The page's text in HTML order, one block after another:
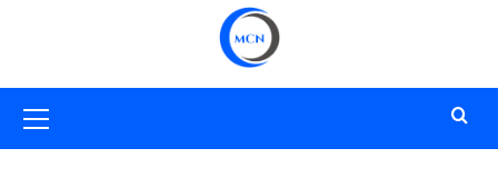
primario